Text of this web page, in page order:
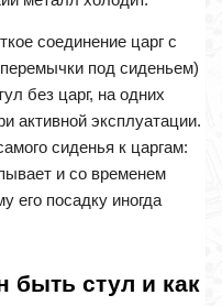
соединение царг с
под сиденьем)
без царг, на одних
активной эксплуатации.
сиденья к царгам:
и со временем
его посадку иногда
быть стул и как